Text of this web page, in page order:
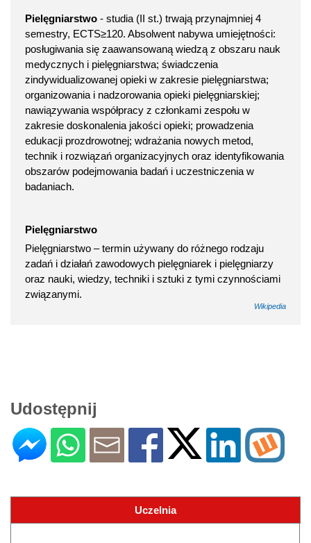
Pielęgniarstwo - studia (II st.) trwają przynajmniej 4
semestry, ECTS≥120. Absolwent nabywa umiejętności:
posługiwania się zaawansowaną wiedzą z obszaru nauk
medycznych i pielęgniarstwa; świadczenia
zindywidualizowanej opieki w zakresie pielęgniarstwa;
organizowania i nadzorowania opieki pielęgniarskiej;
nawiązywania współpracy z członkami zespołu w
zakresie doskonalenia jakości opieki; prowadzenia
edukacji prozdrowotnej; wdrażania nowych metod,
technik i rozwiązań organizacyjnych oraz identyfikowania
obszarów podejmowania badań i uczestniczenia w
badaniach.
Pielęgniarstwo
Pielęgniarstwo – termin używany do różnego rodzaju
zadań i działań zawodowych pielęgniarek i pielęgniarzy
oraz nauki, wiedzy, techniki i sztuki z tymi czynnościami
związanymi.
Wikipedia
Udostępnij
Uczelnia